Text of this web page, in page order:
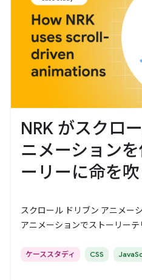
NRK がスクロ
ニメーション
ーリーに命を
スクロール ドリブン アニメー
アニメーションでストーリー
ケーススタディ CSS